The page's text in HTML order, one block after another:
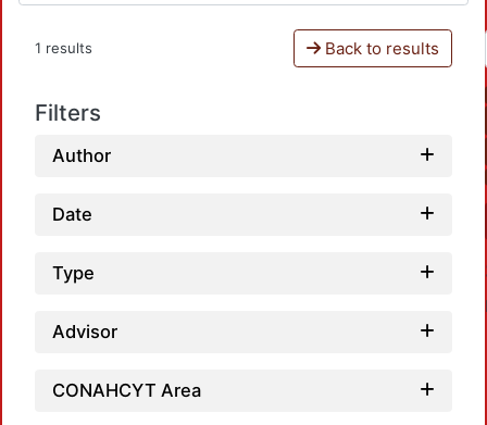
1 results Back to results
Filters
Author
Date
Type
Advisor
CONAHCYT Area